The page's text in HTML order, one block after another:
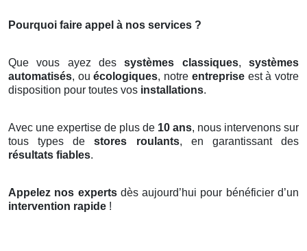
Pourquoi faire appel à nos services ?
Que vous ayez dessystèmes classiques,systèmes
automatisés, ouécologiques, notre entrepriseest à votre
disposition pour toutes vos installations.
Avec une expertise de plus de 10 ans, nous intervenons sur
tous types destores roulants, en garantissant des
résultats fiables.
Appelez nos expertsdès aujourd’hui pour bénéficier d’un
intervention rapide !